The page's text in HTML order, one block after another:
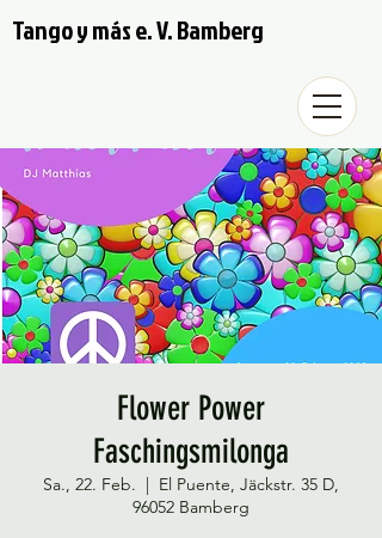
Tango y más e. V. Bamberg
Flower Power
Faschingsmilonga
Sa., 22. Feb.
  |
El Puente, Jäckstr. 35 D,
96052 Bamberg